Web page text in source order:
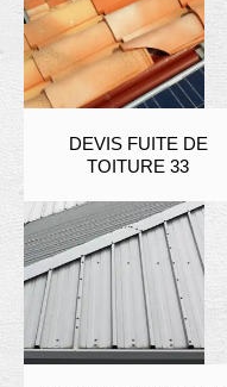
DEVIS FUITE DE
TOITURE 33